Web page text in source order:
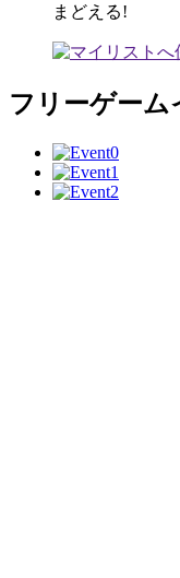
まどえる!
フリーゲーム